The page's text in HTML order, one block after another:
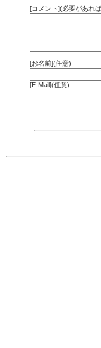
[コメント](必要があれ
[お名前](任意)
[E-Mail](任意)